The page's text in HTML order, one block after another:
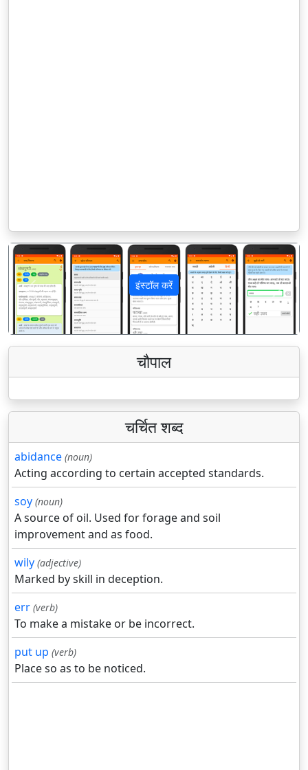
इंस्टॉल करें
पिछला अगला
चौपाल
चर्चित शब्द
abidance (noun)
Acting according to certain accepted standards.
soy (noun)
A source of oil. Used for forage and soil
improvement and as food.
wily (adjective)
Marked by skill in deception.
err (verb)
To make a mistake or be incorrect.
put up (verb)
Place so as to be noticed.